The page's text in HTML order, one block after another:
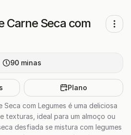
Carne Seca com
90 minas
Plano
Seca com Legumes é uma deliciosa
texturas, ideal para um almoço ou
desfiada se mistura com legumes